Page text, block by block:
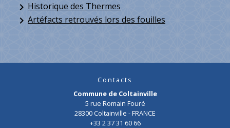
keyboard_arrow_right Historique des Thermes
keyboard_arrow_right Artéfacts retrouvés lors des fouilles
Contacts
Commune de Coltainville
5 rue Romain Fouré
28300 Coltainville - FRANCE
+33 2 37 31 60 66